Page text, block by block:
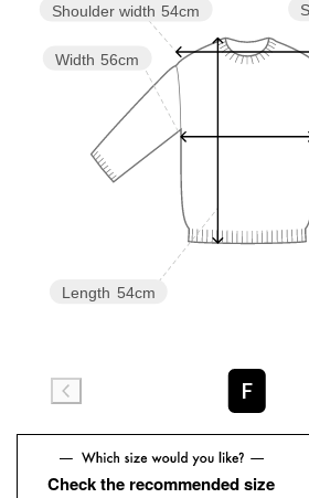
Length 54cm
Width 56cm
Shoulder width 54cm
F
Check the recommended size